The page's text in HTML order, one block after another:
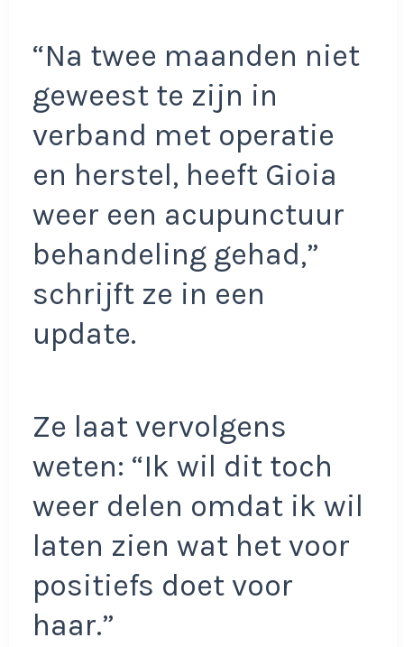
“Na twee maanden niet
geweest te zijn in
verband met operatie
en herstel, heeft Gioia
weer een acupunctuur
behandeling gehad,”
schrijft ze in een
update.
Ze laat vervolgens
weten: “Ik wil dit toch
weer delen omdat ik wil
laten zien wat het voor
positiefs doet voor
haar.”